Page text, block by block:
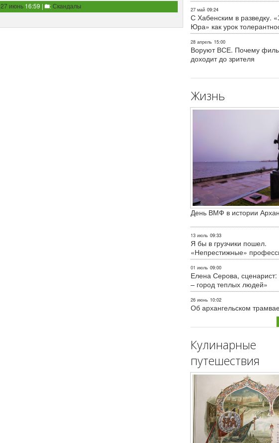
27 июнь16:59 | :Скандалы 27 май 09:24
С Хабенским в разведку.
Юра» как урок
28 апрель 15:00
Воруют ВСЕ. Почему
доходит до зрителя
Жизнь
День ВМФ в истории
13 июль 09:33
Я бы в грузчики пошел.
«Непрестижные»
01 июль 09:00
Елена Серова, сценарист:
– город теплых людей»
26 июнь 10:02
Об архангельском
Кулинарные
путешествия